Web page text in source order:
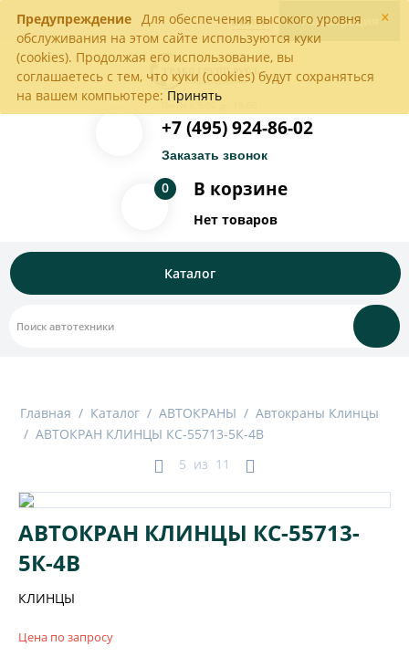
×
Предупреждение Для обеспечения высокого уровня
обслуживания на этом сайте используются куки
(cookies). Продолжая его использование, вы
соглашаетесь с тем, что куки (cookies) будут сохраняться
на вашем компьютере: Принять
Войти Регистрация
Пн-Пт с 9:00 до 18:00
+7 (495) 924-86-02
Заказать звонок
В корзине
0
Нет товаров
Каталог
Главная / Каталог / АВТОКРАНЫ / Автокраны Клинцы
/ АВТОКРАН КЛИНЦЫ КС-55713-5К-4В
5 из 11
АВТОКРАН КЛИНЦЫ КС-55713-
5К-4В
КЛИНЦЫ
Цена по запросу